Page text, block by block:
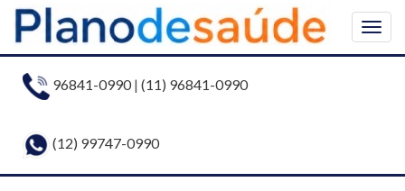
96841-0990| (11) 96841-0990
(12) 99747-0990